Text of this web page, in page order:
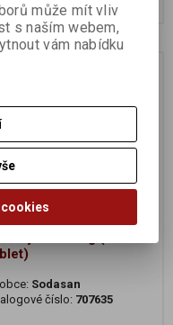
dotaz
Sodasan
číslo: 707635
může mít vliv
s naším webem,
vám nabídku